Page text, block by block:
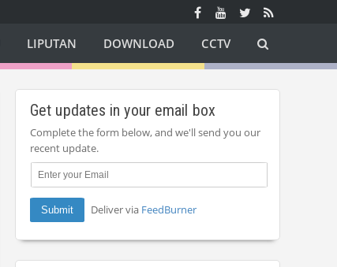
LIPUTAN DOWNLOAD CCTV
Get updates in your email box
Complete the form below, and we'll send you our
recent update.
Deliver via FeedBurner